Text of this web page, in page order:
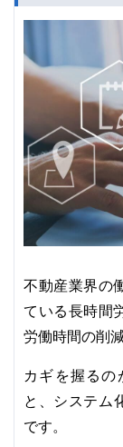
不動産業界の
ている長時間
労働時間の削
カギを握るの
と、システム
です。